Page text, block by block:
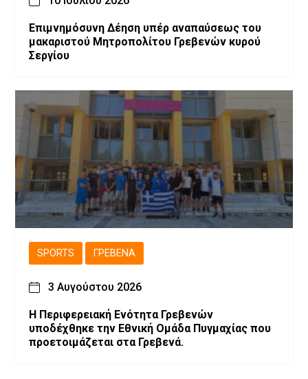
Επιμνημόσυνη Δέηση υπέρ αναπαύσεως του
μακαριστού Μητροπολίτου Γρεβενών κυρού
Σεργίου
SPORTS ΓΡΕΒΕΝΆ
3 Αυγούστου 2026
Η Περιφερειακή Ενότητα Γρεβενών
υποδέχθηκε την Εθνική Ομάδα Πυγμαχίας που
προετοιμάζεται στα Γρεβενά.